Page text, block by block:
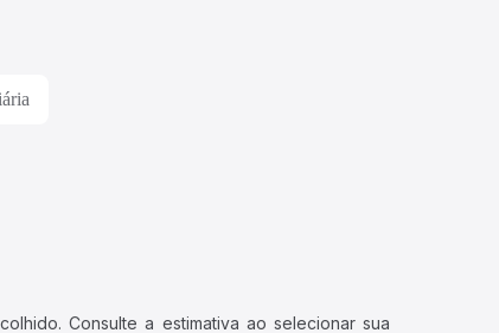
Consulte a estimativa ao selecionar sua